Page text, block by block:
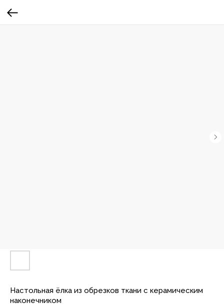
Настольная ёлка из обрезков ткани с керамическим
наконечником